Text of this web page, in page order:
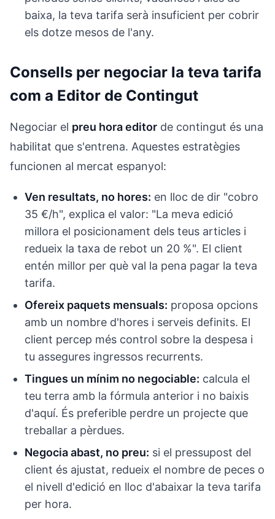
baixa, la teva tarifa serà insuficient per cobrir
els dotze mesos de l'any.
Consells per negociar la teva tarifa
com a Editor de Contingut
Negociar el preu hora editor de contingut és una
habilitat que s'entrena. Aquestes estratègies
funcionen al mercat espanyol:
Ven resultats, no hores: en lloc de dir "cobro
35 €/h", explica el valor: "La meva edició
millora el posicionament dels teus articles i
redueix la taxa de rebot un 20 %". El client
entén millor per què val la pena pagar la teva
tarifa.
Ofereix paquets mensuals: proposa opcions
amb un nombre d'hores i serveis definits. El
client percep més control sobre la despesa i
tu assegures ingressos recurrents.
Tingues un mínim no negociable: calcula el
teu terra amb la fórmula anterior i no baixis
d'aquí. És preferible perdre un projecte que
treballar a pèrdues.
Negocia abast, no preu: si el pressupost del
client és ajustat, redueix el nombre de peces o
el nivell d'edició en lloc d'abaixar la teva tarifa
per hora.